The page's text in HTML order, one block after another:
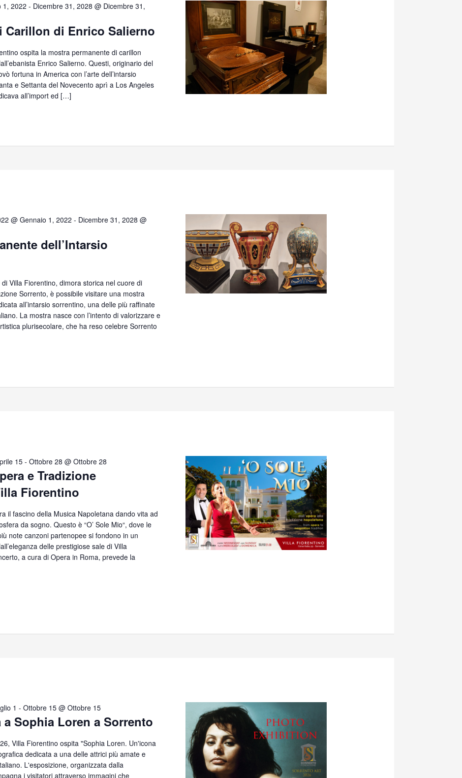
Carillon di Enrico Salierno
1, 2022 - Dicembre 31, 2028 @ Dicembre 31,
ospita la mostra permanente di carillon
Enrico Salierno. Questi, originario del
fortuna in America con l’arte dell’intarsio
e Settanta del Novecento aprì a Los Angeles
all’import ed […]
dell’Intarsio
@ Gennaio 1, 2022 - Dicembre 31, 2028 @
di Villa Fiorentino, dimora storica nel cuore di
Sorrento, è possibile visitare una mostra
all’intarsio sorrentino, una delle più raffinate
La mostra nasce con l’intento di valorizzare e
plurisecolare, che ha reso celebre Sorrento
e Tradizione
Fiorentino
15 -Ottobre 28 @ Ottobre 28
il fascino della Musica Napoletana dando vita ad
da sogno. Questo è “O’ Sole Mio“, dove le
note canzoni partenopee si fondono in un
delle prestigiose sale di Villa
a cura di Opera in Roma, prevede la
Sophia Loren a Sorrento
1 -Ottobre 15 @ Ottobre 15
Villa Fiorentino ospita "Sophia Loren. Un'icona
dedicata a una delle attrici più amate e
L'esposizione, organizzata dalla
i visitatori attraverso immagini che